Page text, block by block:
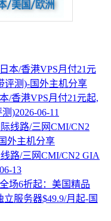
/香港VPS月付21元起,
测)2026-06-11
路/三网CMI/CN2 GIA
13